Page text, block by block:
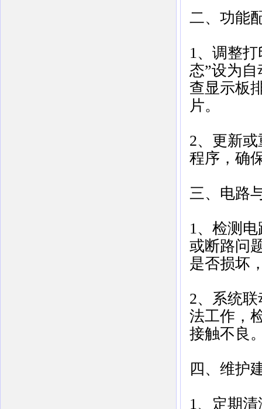
二、功能
1、调整
态”设为
查显示板
片‌。
2、更新
程序，确
三、电路
1、检测
或断路问
是否损坏
2、系统
法工作，
接触不良‌
四、维护
1、定期